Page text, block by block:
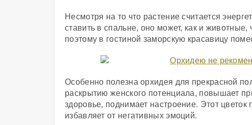
Несмотря на то что растение считается
ставить в спальне, оно может, как и
поэтому в гостиной заморскую красавицу
Особенно полезна орхидея для прекрасной
раскрытию женского потенциала, повышает
здоровье, поднимает настроение. Этот
избавляет от негативных эмоций.